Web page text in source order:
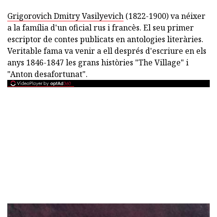
Grigorovich Dmitry Vasilyevich (1822-1900) va néixer
a la família d'un oficial rus i francès. El seu primer
escriptor de contes publicats en antologies literàries.
Veritable fama va venir a ell després d'escriure en els
anys 1846-1847 les grans històries "The Village" i
"Anton desafortunat".